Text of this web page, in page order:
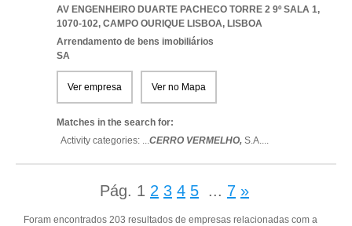
AV ENGENHEIRO DUARTE PACHECO TORRE 2 9º SALA 1,
1070-102, CAMPO OURIQUE LISBOA, LISBOA
Arrendamento de bens imobiliários
SA
Ver empresa Ver no Mapa
Matches in the search for:
Activity categories: ...CERRO VERMELHO, S.A....
Pág. 1 2 3 4 5 ... 7 »
Foram encontrados 203 resultados de empresas relacionadas com a